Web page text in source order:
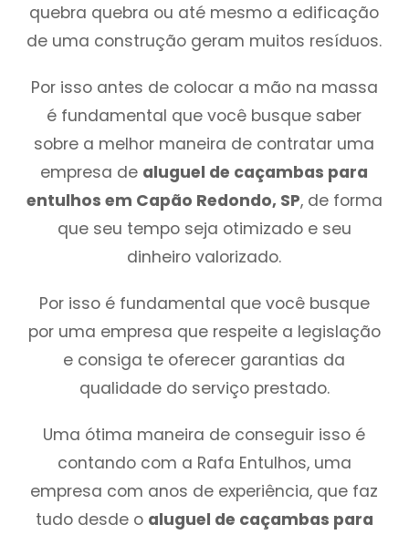
quebra quebra ou até mesmo a edificação
de uma construção geram muitos resíduos.
Por isso antes de colocar a mão na massa
é fundamental que você busque saber
sobre a melhor maneira de contratar uma
empresa de aluguel de caçambas para
entulhos em Capão Redondo, SP, de forma
que seu tempo seja otimizado e seu
dinheiro valorizado.
Por isso é fundamental que você busque
por uma empresa que respeite a legislação
e consiga te oferecer garantias da
qualidade do serviço prestado.
Uma ótima maneira de conseguir isso é
contando com a Rafa Entulhos, uma
empresa com anos de experiência, que faz
tudo desde o aluguel de caçambas para